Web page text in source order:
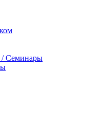
/ Семинары